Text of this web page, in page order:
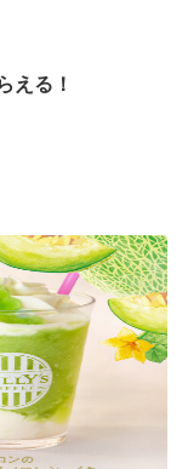
える！
ト2,000円分を贈
がもらえるキャン